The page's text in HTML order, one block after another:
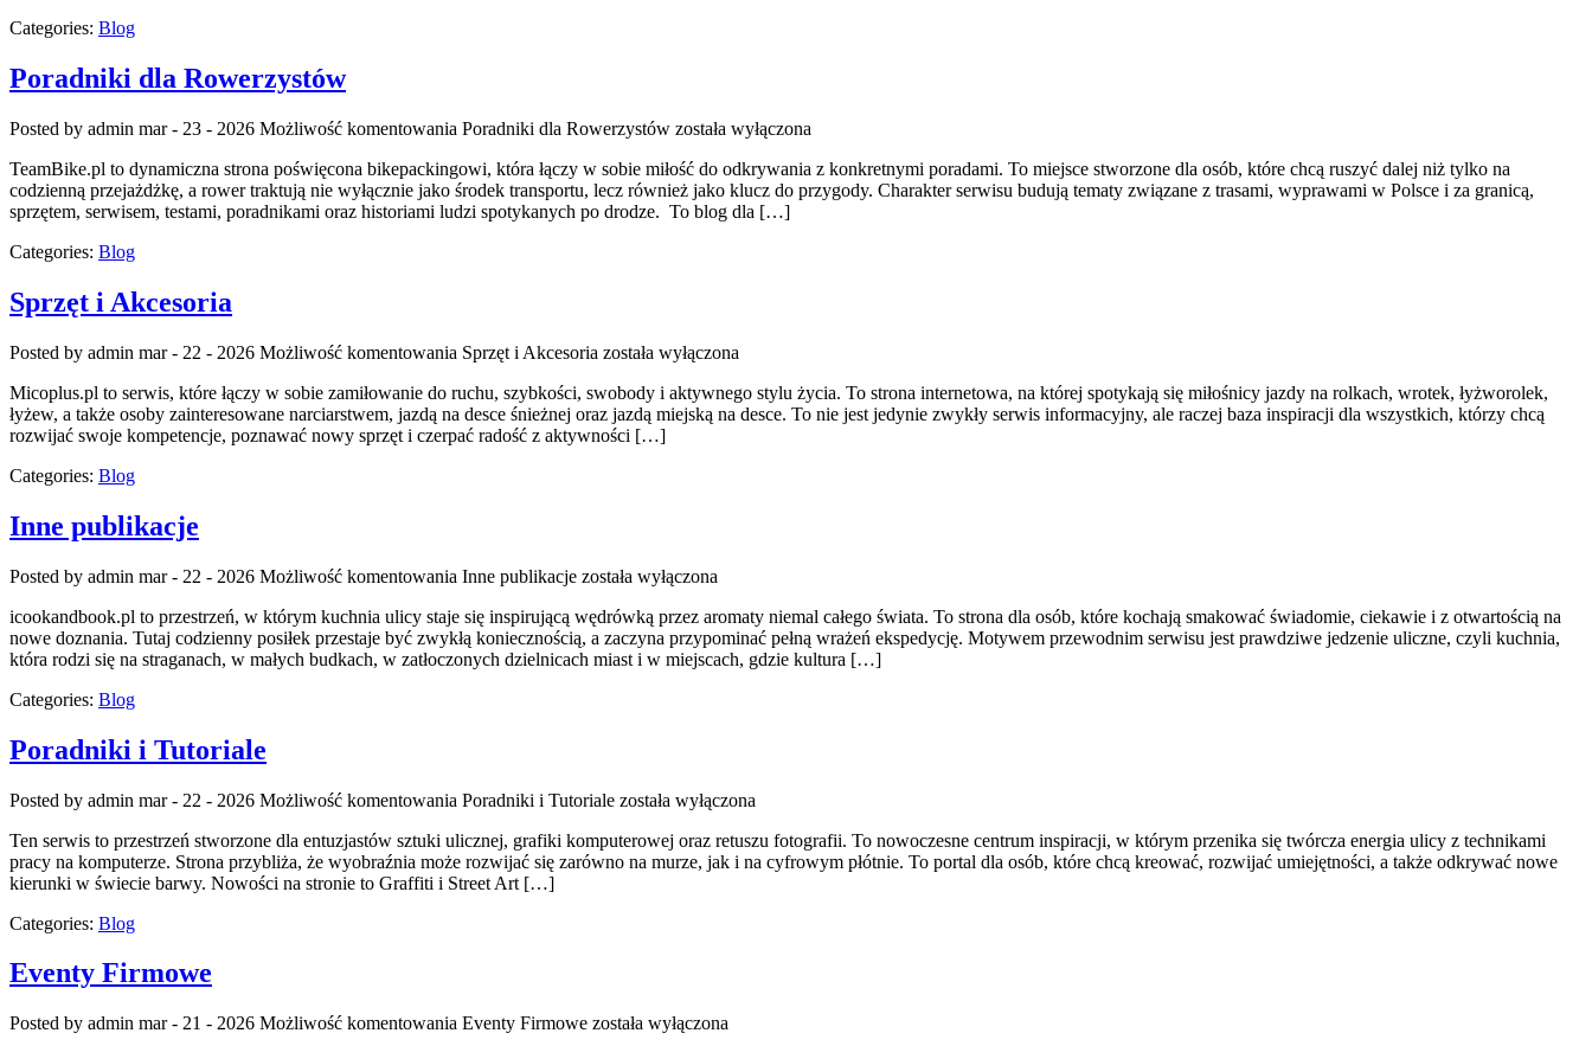
Categories: Blog
Poradniki dla Rowerzystów
Posted by admin mar - 23 - 2026 Możliwość komentowania Poradniki dla Rowerzystów została wyłączona
TeamBike.pl to dynamiczna strona poświęcona bikepackingowi, która łączy w sobie miłość do odkrywania z konkretnymi poradami. To miejsce stworzone dla osób, które chcą ruszyć dalej niż tylko na
codzienną przejażdżkę, a rower traktują nie wyłącznie jako środek transportu, lecz również jako klucz do przygody. Charakter serwisu budują tematy związane z trasami, wyprawami w Polsce i za granicą,
sprzętem, serwisem, testami, poradnikami oraz historiami ludzi spotykanych po drodze. To blog dla […]
Categories: Blog
Sprzęt i Akcesoria
Posted by admin mar - 22 - 2026 Możliwość komentowania Sprzęt i Akcesoria została wyłączona
Micoplus.pl to serwis, które łączy w sobie zamiłowanie do ruchu, szybkości, swobody i aktywnego stylu życia. To strona internetowa, na której spotykają się miłośnicy jazdy na rolkach, wrotek, łyżworolek,
łyżew, a także osoby zainteresowane narciarstwem, jazdą na desce śnieżnej oraz jazdą miejską na desce. To nie jest jedynie zwykły serwis informacyjny, ale raczej baza inspiracji dla wszystkich, którzy chcą
rozwijać swoje kompetencje, poznawać nowy sprzęt i czerpać radość z aktywności […]
Categories: Blog
Inne publikacje
Posted by admin mar - 22 - 2026 Możliwość komentowania Inne publikacje została wyłączona
icookandbook.pl to przestrzeń, w którym kuchnia ulicy staje się inspirującą wędrówką przez aromaty niemal całego świata. To strona dla osób, które kochają smakować świadomie, ciekawie i z otwartością na
nowe doznania. Tutaj codzienny posiłek przestaje być zwykłą koniecznością, a zaczyna przypominać pełną wrażeń ekspedycję. Motywem przewodnim serwisu jest prawdziwe jedzenie uliczne, czyli kuchnia,
która rodzi się na straganach, w małych budkach, w zatłoczonych dzielnicach miast i w miejscach, gdzie kultura […]
Categories: Blog
Poradniki i Tutoriale
Posted by admin mar - 22 - 2026 Możliwość komentowania Poradniki i Tutoriale została wyłączona
Ten serwis to przestrzeń stworzone dla entuzjastów sztuki ulicznej, grafiki komputerowej oraz retuszu fotografii. To nowoczesne centrum inspiracji, w którym przenika się twórcza energia ulicy z technikami
pracy na komputerze. Strona przybliża, że wyobraźnia może rozwijać się zarówno na murze, jak i na cyfrowym płótnie. To portal dla osób, które chcą kreować, rozwijać umiejętności, a także odkrywać nowe
kierunki w świecie barwy. Nowości na stronie to Graffiti i Street Art […]
Categories: Blog
Eventy Firmowe
Posted by admin mar - 21 - 2026 Możliwość komentowania Eventy Firmowe została wyłączona